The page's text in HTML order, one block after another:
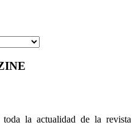
la actualidad de la revista